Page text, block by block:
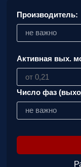
Производитель:
не важно
Активная вых.
Число фаз
не важно